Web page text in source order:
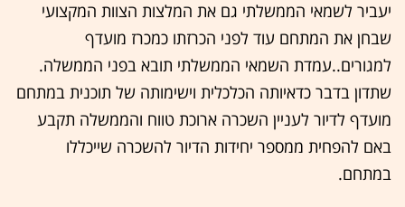
יעביר לשמאי הממשלתי גם את המלצות הצוות המקצועי
שבחן את המתחם עוד לפני הכרזתו כמכרז מועדף
למגורים..עמדת השמאי הממשלתי תובא בפני הממשלה.
שתדון בדבר כדאיותה הכלכלית וישימותה של תוכנית במתחם
מועדף לדיור לעניין השכרה ארוכת טווח והממשלה תקבע
באם להפחית ממספר יחידות הדיור להשכרה שייכללו
במתחם.